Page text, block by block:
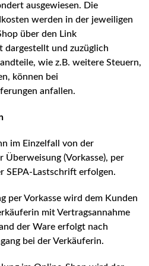
ausgewiesen. Die
werden in der jeweiligen
über den Link
dargestellt und zuzüglich
wie z.B. weitere Steuern,
können bei
anfallen.
im Einzelfall von der
Überweisung (Vorkasse), per
SEPA-Lastschrift erfolgen.
per Vorkasse wird dem Kunden
mit Vertragsannahme
der Ware erfolgt nach
bei der Verkäuferin.